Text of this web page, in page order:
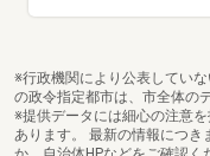
※行政機関により公表してい
の政令指定都市は、市全体の
※提供データには細心の注意
あります。 最新の情報につき